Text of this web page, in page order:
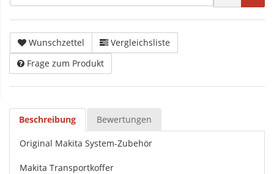
Wunschzettel
Vergleichsliste
Frage zum Produkt
Beschreibung Bewertungen
Original Makita System-Zubehör
Makita Transportkoffer